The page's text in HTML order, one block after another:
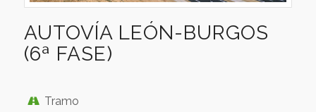
AUTOVÍA LEÓN-BURGOS
(6ª FASE)
Tramo